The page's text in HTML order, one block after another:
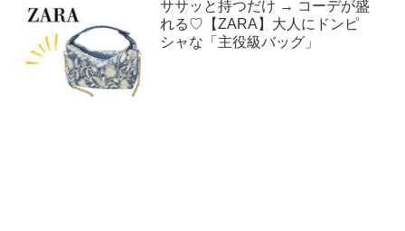
ササッと持つだけ → コーデが盛
れる♡【ZARA】大人にドンピ
シャな「主役級バッグ」